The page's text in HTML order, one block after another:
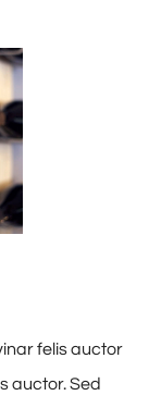
felis auctor
auctor. Sed